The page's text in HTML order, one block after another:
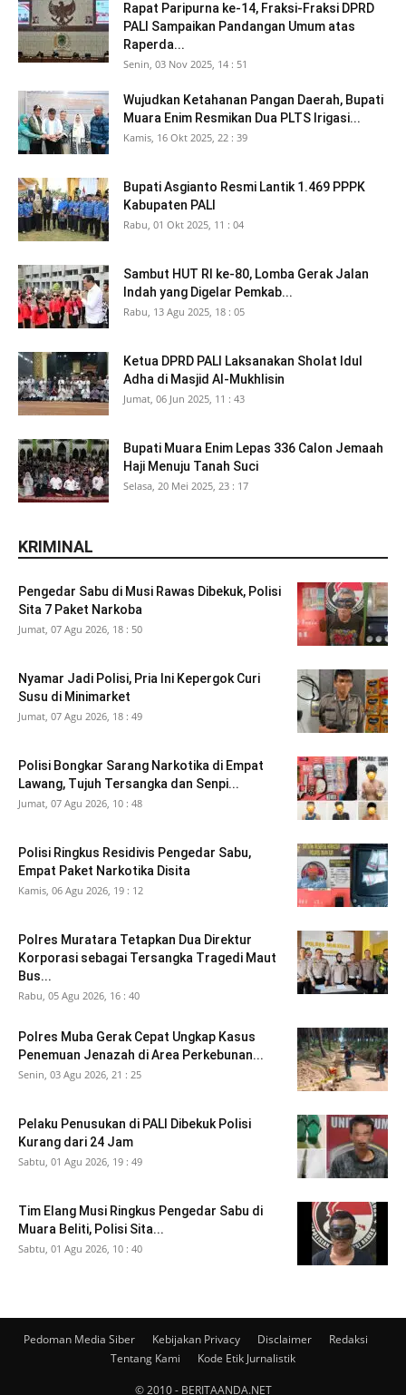
Rapat Paripurna ke-14, Fraksi-Fraksi DPRD
PALI Sampaikan Pandangan Umum atas
Raperda...
Senin, 03 Nov 2025, 14 : 51
Wujudkan Ketahanan Pangan Daerah, Bupati
Muara Enim Resmikan Dua PLTS Irigasi...
Kamis, 16 Okt 2025, 22 : 39
Bupati Asgianto Resmi Lantik 1.469 PPPK
Kabupaten PALI
Rabu, 01 Okt 2025, 11 : 04
Sambut HUT RI ke-80, Lomba Gerak Jalan
Indah yang Digelar Pemkab...
Rabu, 13 Agu 2025, 18 : 05
Ketua DPRD PALI Laksanakan Sholat Idul
Adha di Masjid Al-Mukhlisin
Jumat, 06 Jun 2025, 11 : 43
Bupati Muara Enim Lepas 336 Calon Jemaah
Haji Menuju Tanah Suci
Selasa, 20 Mei 2025, 23 : 17
KRIMINAL
Pengedar Sabu di Musi Rawas Dibekuk, Polisi
Sita 7 Paket Narkoba
Jumat, 07 Agu 2026, 18 : 50
Nyamar Jadi Polisi, Pria Ini Kepergok Curi
Susu di Minimarket
Jumat, 07 Agu 2026, 18 : 49
Polisi Bongkar Sarang Narkotika di Empat
Lawang, Tujuh Tersangka dan Senpi...
Jumat, 07 Agu 2026, 10 : 48
Polisi Ringkus Residivis Pengedar Sabu,
Empat Paket Narkotika Disita
Kamis, 06 Agu 2026, 19 : 12
Polres Muratara Tetapkan Dua Direktur
Korporasi sebagai Tersangka Tragedi Maut
Bus...
Rabu, 05 Agu 2026, 16 : 40
Polres Muba Gerak Cepat Ungkap Kasus
Penemuan Jenazah di Area Perkebunan...
Senin, 03 Agu 2026, 21 : 25
Pelaku Penusukan di PALI Dibekuk Polisi
Kurang dari 24 Jam
Sabtu, 01 Agu 2026, 19 : 49
Tim Elang Musi Ringkus Pengedar Sabu di
Muara Beliti, Polisi Sita...
Sabtu, 01 Agu 2026, 10 : 40
Pedoman Media Siber Kebijakan Privacy Disclaimer
Redaksi
Tentang Kami
Kode Etik Jurnalistik
© 2010 - BERITAANDA.NET